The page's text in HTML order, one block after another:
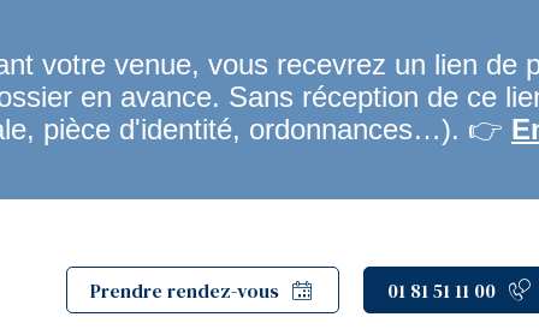
votre venue, vous recevrez un lien de
en avance. Sans réception de ce
pièce d'identité, ordonnances…). 👉
Prendre rendez-vous 01 81 51 11 00